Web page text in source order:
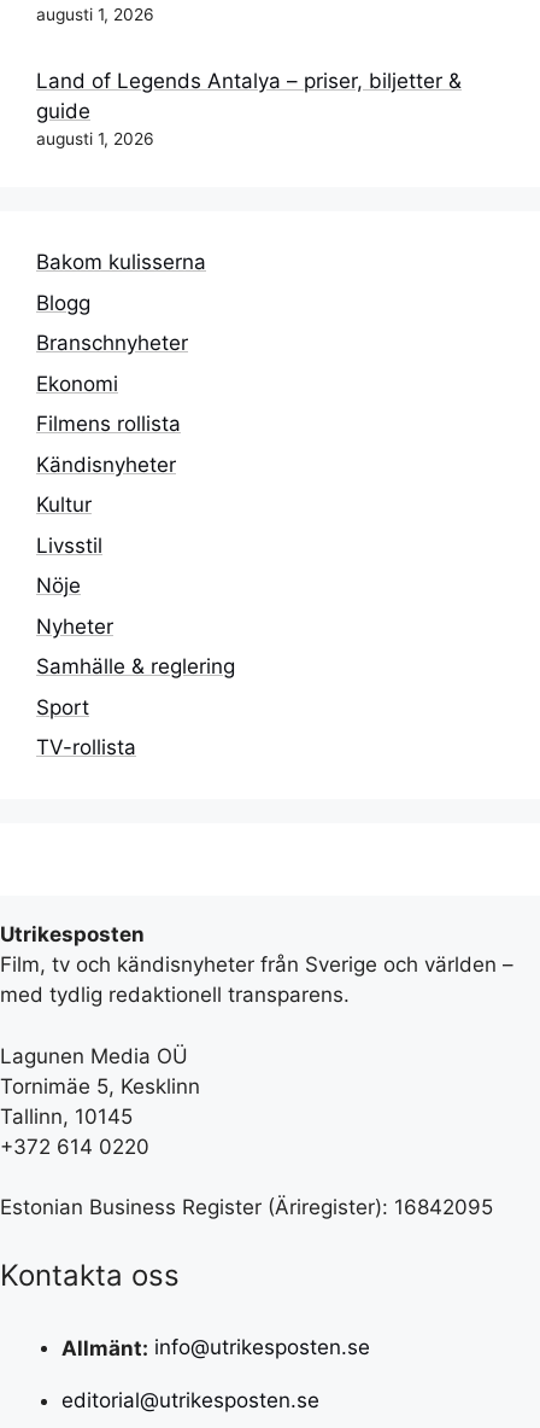
augusti 1, 2026
Land of Legends Antalya – priser, biljetter &
guide
augusti 1, 2026
Bakom kulisserna
Blogg
Branschnyheter
Ekonomi
Filmens rollista
Kändisnyheter
Kultur
Livsstil
Nöje
Nyheter
Samhälle & reglering
Sport
TV-rollista
Utrikesposten
Film, tv och kändisnyheter från Sverige och världen –
med tydlig redaktionell transparens.
Lagunen Media OÜ
Tornimäe 5, Kesklinn
Tallinn, 10145
+372 614 0220
Estonian Business Register (Äriregister): 16842095
Kontakta oss
Allmänt: info@utrikesposten.se
editorial@utrikesposten.se